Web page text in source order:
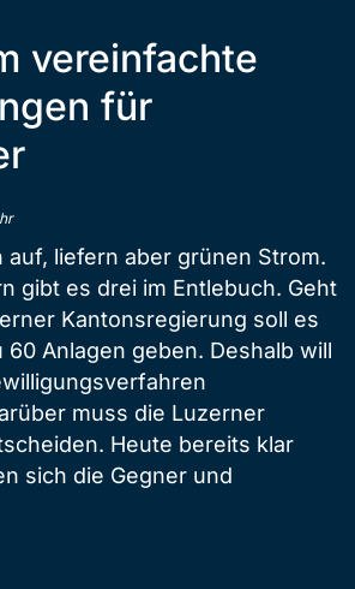
vereinfachte
für
auf, liefern aber grünen Strom.
gibt es drei im Entlebuch. Geht
Kantonsregierung soll es
60 Anlagen geben. Deshalb will
muss die Luzerner
Heute bereits klar
sich die Gegner und